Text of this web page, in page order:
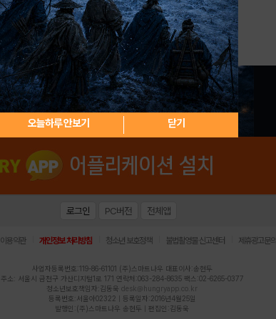
아이디 / 비밀번호 찾기 회원가입
오늘하루 안보기 닫기
로그인 PC버전 전체앱
이용약관 개인정보 처리방침 청소년 보호정책 불법촬영물 신고센터 제휴광고문의
사업자등록번호:119-86-61101 (주)스마트나우 대표이사:송현두
주소: 서울시 금천구 가산디지털1로 171 연락처:063-284-8635 팩스:02-6265-0377
청소년보호책임자:김동욱 desk@hungryapp.co.kr
등록번호:서울아02322 | 등록일자:2016년4월25일
발행인:(주)스마트나우 송현두 | 편집인:김동욱